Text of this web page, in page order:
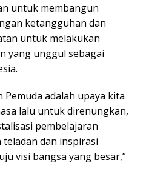
untuk membangun
ketangguhan dan
untuk melakukan
yang unggul sebagai
Pemuda adalah upaya kita
lalu untuk direnungkan,
pembelajaran
dan inspirasi
visi bangsa yang besar,”